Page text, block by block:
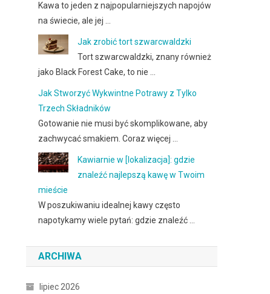
Kawa to jeden z najpopularniejszych napojów
na świecie, ale jej …
Jak zrobić tort szwarcwaldzki
Tort szwarcwaldzki, znany również
jako Black Forest Cake, to nie …
Jak Stworzyć Wykwintne Potrawy z Tylko
Trzech Składników
Gotowanie nie musi być skomplikowane, aby
zachwycać smakiem. Coraz więcej …
Kawiarnie w [lokalizacja]: gdzie
znaleźć najlepszą kawę w Twoim
mieście
W poszukiwaniu idealnej kawy często
napotykamy wiele pytań: gdzie znaleźć …
ARCHIWA
lipiec 2026